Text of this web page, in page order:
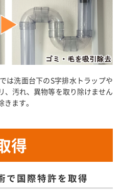
は洗面台下のS字排水トラップや
、汚れ、異物等を取り除けません
ます。
得
で国際特許を取得